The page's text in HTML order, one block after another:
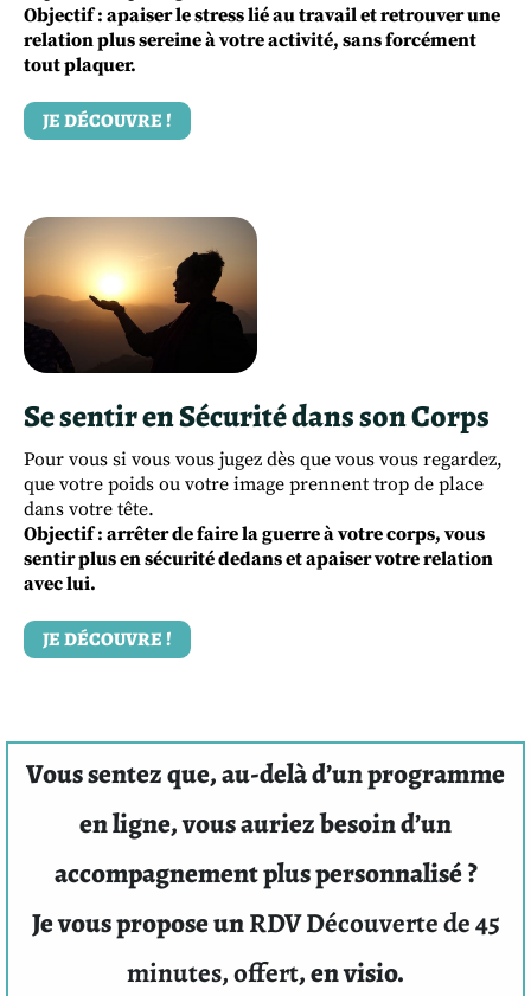
Objectif : apaiser le stress lié au travail et retrouver une
relation plus sereine à votre activité, sans forcément
tout plaquer.
JE DÉCOUVRE !
Se sentir en Sécurité dans son Corps
Pour vous si vous vous jugez dès que vous vous regardez,
que votre poids ou votre image prennent trop de place
dans votre tête.
Objectif : arrêter de faire la guerre à votre corps, vous
sentir plus en sécurité dedans et apaiser votre relation
avec lui.
JE DÉCOUVRE !
Vous sentez que, au‑delà d’un programme
en ligne, vous auriez besoin d’un
accompagnement plus personnalisé ?
Je vous propose unRDV Découverte de 45
minutes,offert, en visio.